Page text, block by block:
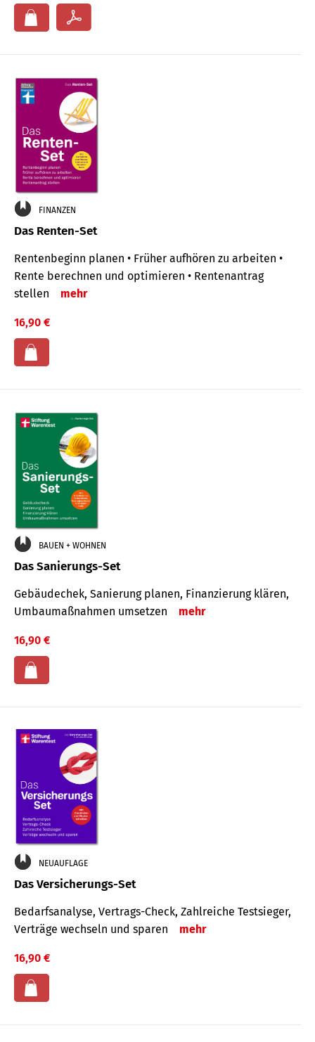
FINANZEN
Das Renten-Set
Rentenbeginn planen • Früher aufhören zu arbeiten •
Rente berechnen und optimieren • Rentenantrag
stellen
mehr
16,90 €
BAUEN + WOHNEN
Das Sanierungs-Set
Gebäudechek, Sanierung planen, Finanzierung klären,
Umbaumaßnahmen umsetzen
mehr
16,90 €
NEUAUFLAGE
Das Versicherungs-Set
Bedarfsanalyse, Vertrags-Check, Zahlreiche Testsieger,
Verträge wechseln und sparen
mehr
16,90 €